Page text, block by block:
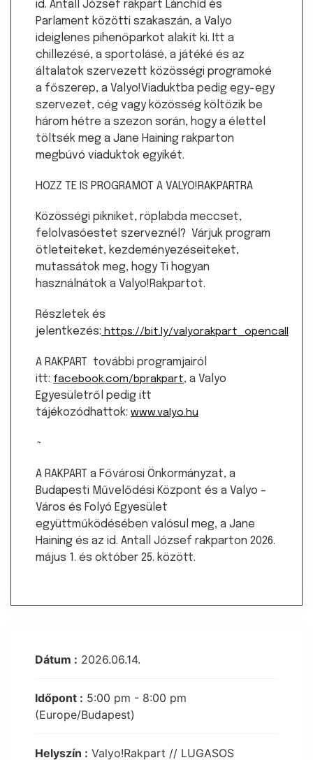
id. Antall József rakpart Lánchíd és
Parlament közötti szakaszán, a Valyo
ideiglenes pihenőparkot alakít ki. Itt a
chillezésé, a sportolásé, a játéké és az
általatok szervezett közösségi programoké
a főszerep, a Valyo!Viaduktba pedig egy-egy
szervezet, cég vagy közösség költözik be
három hétre a szezon során, hogy a élettel
töltsék meg a Jane Haining rakparton
megbúvó viaduktok egyikét.
HOZZ TE IS PROGRAMOT A VALYO!RAKPARTRA
Közösségi pikniket, röplabda meccset,
felolvasóestet szerveznél? Várjuk program
ötleteiteket, kezdeményezéseiteket,
mutassátok meg, hogy Ti hogyan
használnátok a Valyo!Rakpartot.
Részletek és
jelentkezés: https://bit.ly/valyorakpart_opencall
A RAKPART további programjairól
itt: facebook.com/bprakpart, a Valyo
Egyesületről pedig itt
tájékozódhattok: www.valyo.hu
~
A RAKPART a Fővárosi Önkormányzat, a
Budapesti Művelődési Központ és a Valyo –
Város és Folyó Egyesület
együttműködésében valósul meg, a Jane
Haining és az id. Antall József rakparton 2026.
május 1. és október 25. között.
Dátum : 2026.06.14.
Időpont : 5:00 pm - 8:00 pm
(Europe/Budapest)
Helyszín : Valyo!Rakpart // LUGASOS